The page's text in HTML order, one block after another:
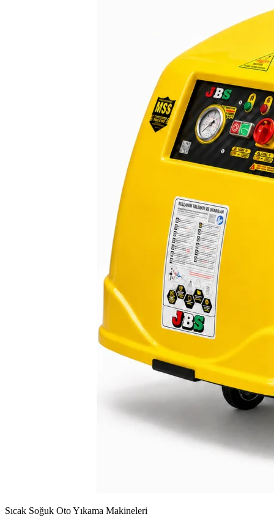
Sıcak Soğuk Oto Yıkama Makineleri